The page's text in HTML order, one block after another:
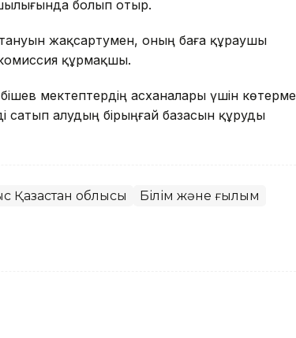
болып отыр.
жақсартумен, оның баға құраушы
құрмақшы.
мектептердің асханалары үшін көтерме
сатып алудың бірыңғай базасын құруды
Қазақстан облысы Білім және ғылым